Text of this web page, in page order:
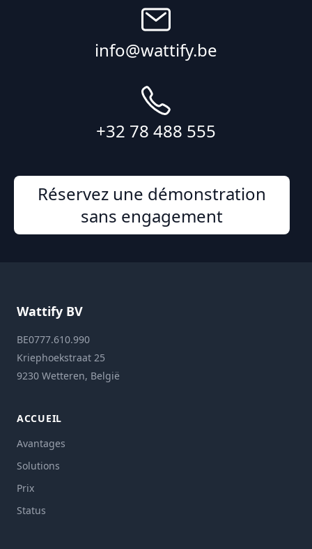
info@wattify.be
+32 78 488 555
Réservez une démonstration
sans engagement
Wattify BV
BE0777.610.990
Kriephoekstraat 25
9230 Wetteren, België
ACCUEIL
Avantages
Solutions
Prix
Status